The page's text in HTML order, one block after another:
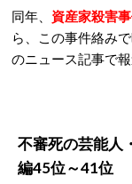
同年、 資産家殺害
ら、この事件絡み
のニュース記事で
不審死の芸能人
編45位～41位